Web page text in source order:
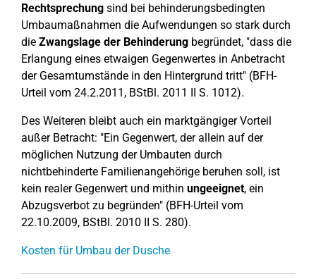
Rechtsprechung sind bei behinderungsbedingten
Umbaumaßnahmen die Aufwendungen so stark durch
die Zwangslage der Behinderung begründet, "dass die
Erlangung eines etwaigen Gegenwertes in Anbetracht
der Gesamtumstände in den Hintergrund tritt" (BFH-
Urteil vom 24.2.2011, BStBl. 2011 II S. 1012).
Des Weiteren bleibt auch ein marktgängiger Vorteil
außer Betracht: "Ein Gegenwert, der allein auf der
möglichen Nutzung der Umbauten durch
nichtbehinderte Familienangehörige beruhen soll, ist
kein realer Gegenwert und mithin ungeeignet, ein
Abzugsverbot zu begründen" (BFH-Urteil vom
22.10.2009, BStBl. 2010 II S. 280).
Kosten für Umbau der Dusche